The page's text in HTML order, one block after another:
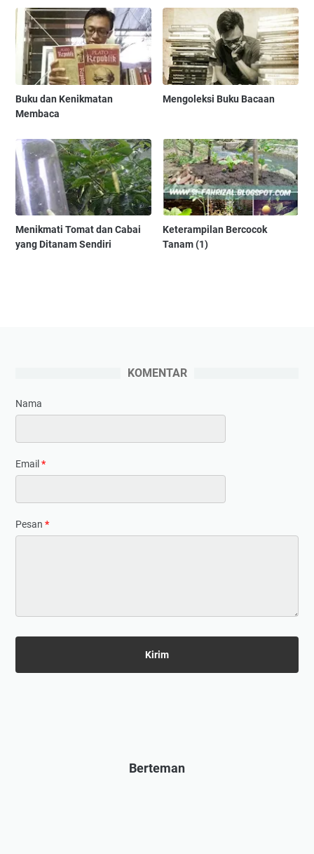
Buku dan Kenikmatan
Membaca
Mengoleksi Buku Bacaan
Menikmati Tomat dan Cabai
yang Ditanam Sendiri
Keterampilan Bercocok
Tanam (1)
KOMENTAR
Nama
Email *
Pesan *
Berteman